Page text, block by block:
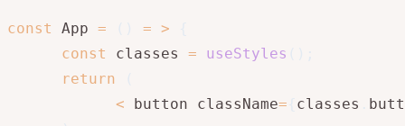
const App = = >
const
classes = useStyles
return
< button className= classes